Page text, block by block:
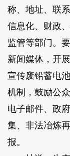
称、地址、联
信息化、财政
监管等部门。
新闻媒体，开
宣传废铅蓄电
机制，鼓励公
电子邮件、政
集、非法冶炼
报。